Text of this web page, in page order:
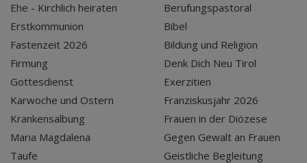
Ehe - Kirchlich heiraten
Erstkommunion
Fastenzeit 2026
Firmung
Gottesdienst
Karwoche und Ostern
Krankensalbung
Maria Magdalena
Taufe
Berufungspastoral
Bibel
Bildung und Religion
Denk Dich Neu Tirol
Exerzitien
Franziskusjahr 2026
Frauen in der Diözese
Gegen Gewalt an Frauen
Geistliche Begleitung